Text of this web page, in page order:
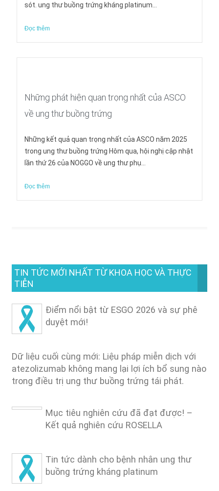
sót. ung thư buồng trứng kháng platinum...
Đọc thêm
Những phát hiện quan trọng nhất của ASCO
về ung thư buồng trứng
Những kết quả quan trọng nhất của ASCO năm 2025
trong ung thư buồng trứng Hôm qua, hội nghị cập nhật
lần thứ 26 của NOGGO về ung thư phụ...
Đọc thêm
TIN TỨC MỚI NHẤT TỪ KHOA HỌC VÀ THỰC
TIỄN
Điểm nổi bật từ ESGO 2026 và sự phê
duyệt mới!
Dữ liệu cuối cùng mới: Liệu pháp miễn dịch với
atezolizumab không mang lại lợi ích bổ sung nào
trong điều trị ung thư buồng trứng tái phát.
Mục tiêu nghiên cứu đã đạt được! –
Kết quả nghiên cứu ROSELLA
Tin tức dành cho bệnh nhân ung thư
buồng trứng kháng platinum